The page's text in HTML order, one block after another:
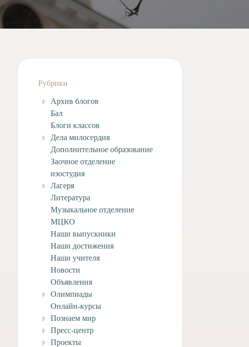
Рубрики
Архив блогов
Бал
Блоги классов
Дела милосердия
Дополнительное образование
Заочное отделение
изостудия
Лагеря
Литература
Музыкальное отделение
МЦКО
Наши выпускники
Наши достижения
Наши учителя
Новости
Объявления
Олимпиады
Онлайн-курсы
Познаем мир
Пресс-центр
Проекты